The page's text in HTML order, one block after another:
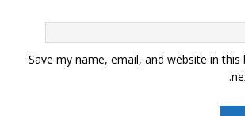
Save my name, email, and website in